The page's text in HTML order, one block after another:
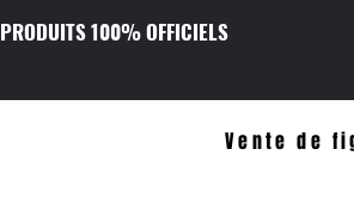
PRODUITS 100% OFFICIELS
Vente de